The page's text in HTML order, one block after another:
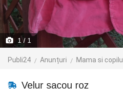
1 / 1
Publi24 Anunțuri Mama si copilul
Velur sacou roz